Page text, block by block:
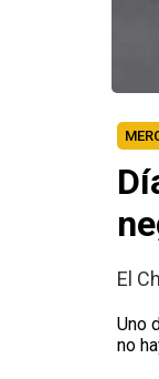
El
Uno
no